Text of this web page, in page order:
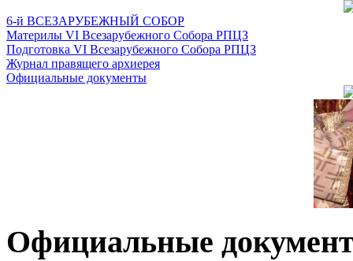
6-й ВСЕЗАРУБЕЖНЫЙ СОБОР
Материлы VI Всезарубежного Собора РПЦЗ
Подготовка VI Всезарубежного Собора РПЦЗ
Журнал правящего архиерея
Официальные документы
Официальные